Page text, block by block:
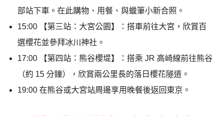
部站下車。在此購物、用餐、與蠟筆小新合照。
15:00 【第三站：大宮公園】：搭車前往大宮，欣賞百
選櫻花並參拜冰川神社。
17:00 【第四站：熊谷櫻堤】：搭乘 JR 高崎線前往熊谷
（約 15 分鐘），欣賞兩公里長的落日櫻花隧道。
19:00 在熊谷或大宮站周邊享用晚餐後返回東京。